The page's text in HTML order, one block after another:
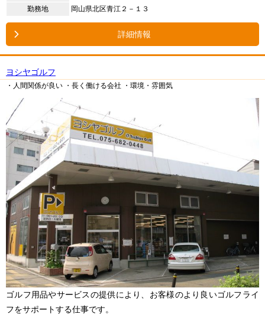
勤務地
岡山県北区青江２－１３
詳細情報
ヨシヤゴルフ
・人間関係が良い ・長く働ける会社 ・環境・雰囲気
ゴルフ用品やサービスの提供により、お客様のより良いゴルフライ
フをサポートする仕事です。